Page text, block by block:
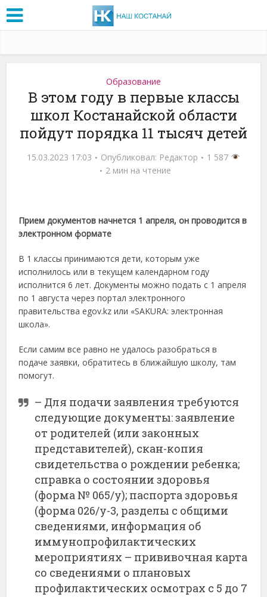
Образование
В этом году в первые классы
школ Костанайской области
пойдут порядка 11 тысяч детей
15.03.2023 17:03 Опубликовал: Редактор
1 587
2 мин на чтение
Прием документов начнется 1 апреля, он проводится в
электронном формате
В 1 классы принимаются дети, которым уже
исполнилось или в текущем календарном году
исполнится 6 лет. Документы можно подать с 1 апреля
по 1 августа через портал электронного
правительства egov.kz или «SAKURA: электронная
школа».
Если самим все равно не удалось разобраться в
подаче заявки, обратитесь в ближайшую школу, там
помогут.
– Для подачи заявления требуются
следующие документы: заявление
от родителей (или законных
представителей), скан-копия
свидетельства о рождении ребенка;
справка о состоянии здоровья
(форма № 065/у); паспорта здоровья
(форма 026/у-3, разделы с общими
сведениями, информация об
иммунопрофилактических
мероприятиях – прививочная карта
со сведениями о плановых
профилактических осмотрах с 5 до 7